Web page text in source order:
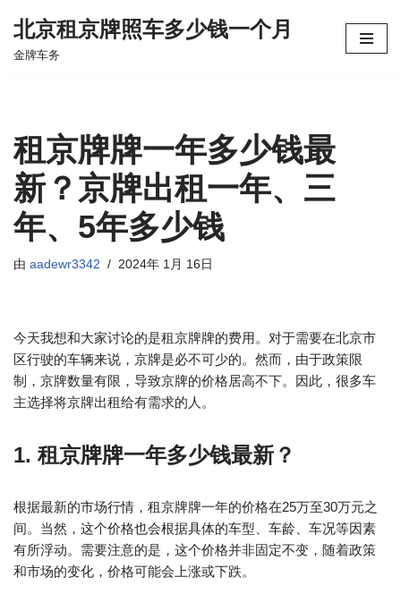
跳
北京租京牌照车多少钱一个月
金牌车务
租京牌牌一年多少钱最
新？京牌出租一年、三
年、5年多少钱
由 aadewr3342 2024年 1月 16日
今天我想和大家讨论的是租京牌牌的费用。对于需要在北京市
区行驶的车辆来说，京牌是必不可少的。然而，由于政策限
制，京牌数量有限，导致京牌的价格居高不下。因此，很多车
主选择将京牌出租给有需求的人。
1. 租京牌牌一年多少钱最新？
根据最新的市场行情，租京牌牌一年的价格在25万至30万元之
间。当然，这个价格也会根据具体的车型、车龄、车况等因素
有所浮动。需要注意的是，这个价格并非固定不变，随着政策
和市场的变化，价格可能会上涨或下跌。